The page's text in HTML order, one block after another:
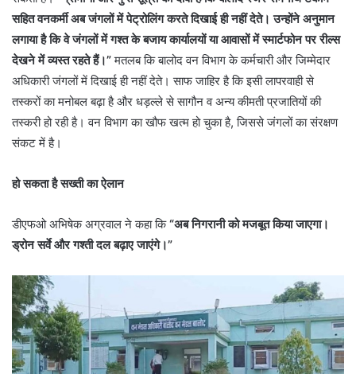
सहित वनकर्मी अब जंगलों में पेट्रोलिंग करते दिखाई ही नहीं देते। उन्होंने अनुमान
लगाया है कि वे जंगलों में गश्त के बजाय कार्यालयों या आवासों में स्मार्टफोन पर रील्स
देखने में व्यस्त रहते हैं।”मतलब कि बालोद वन विभाग के कर्मचारी और जिम्मेदार
अधिकारी जंगलों में दिखाई ही नहीं देते। साफ जाहिर है कि इसी लापरवाही से
तस्करों का मनोबल बढ़ा है और धड़ल्ले से सागौन व अन्य कीमती प्रजातियों की
तस्करी हो रही है। वन विभाग का खौफ खत्म हो चुका है, जिससे जंगलों का संरक्षण
संकट में है।
हो सकता है सख्ती का ऐलान
डीएफओ अभिषेक अग्रवाल ने कहा कि“अब निगरानी को मजबूत किया जाएगा।
ड्रोन सर्वे और गश्ती दल बढ़ाए जाएंगे।”